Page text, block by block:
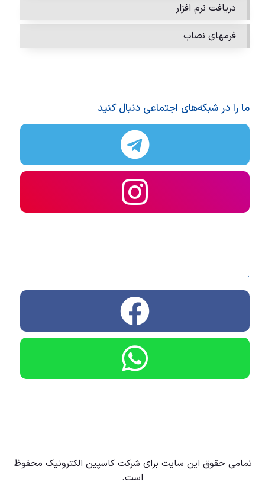
دریافت نرم افزار
فرمهای نصاب
ما را در شبکه‌های اجتماعی دنبال کنید
.
تمامی حقوق این سایت برای شرکت کاسپین الکترونیک محفوظ
است.